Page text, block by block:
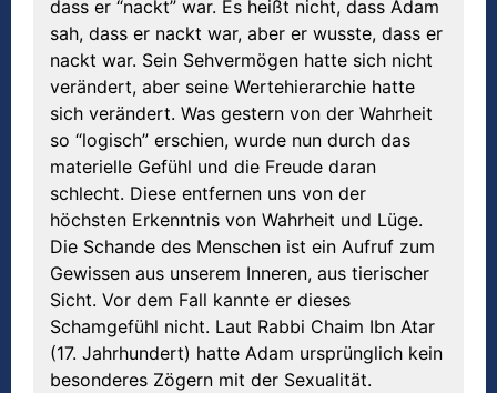
dass er “nackt” war. Es heißt nicht, dass Adam
sah, dass er nackt war, aber er wusste, dass er
nackt war. Sein Sehvermögen hatte sich nicht
verändert, aber seine Wertehierarchie hatte
sich verändert. Was gestern von der Wahrheit
so “logisch” erschien, wurde nun durch das
materielle Gefühl und die Freude daran
schlecht. Diese entfernen uns von der
höchsten Erkenntnis von Wahrheit und Lüge.
Die Schande des Menschen ist ein Aufruf zum
Gewissen aus unserem Inneren, aus tierischer
Sicht. Vor dem Fall kannte er dieses
Schamgefühl nicht. Laut Rabbi Chaim Ibn Atar
(17. Jahrhundert) hatte Adam ursprünglich kein
besonderes Zögern mit der Sexualität.